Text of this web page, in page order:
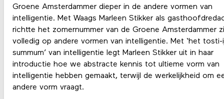
Groene Amsterdammer dieper in de andere vormen van
intelligentie. Met Waags Marleen Stikker als
richtte het zomernummer van de Groene Amsterdammer
volledig op andere vormen van intelligentie. Met ‘het tosti-
summum’ van intelligentie legt Marleen Stikker uit in haar
introductie hoe we abstracte kennis tot ultieme vorm van
intelligentie hebben gemaakt, terwijl de werkelijkheid om
andere vorm vraagt.